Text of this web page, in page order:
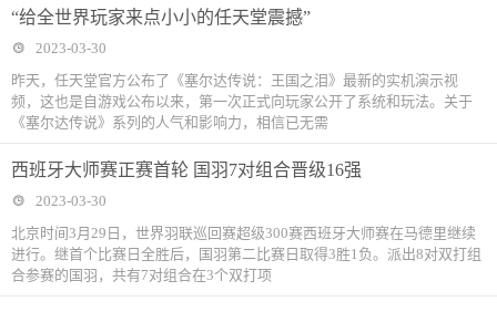
“给全世界玩家来点小小的任天堂震撼”
2023-03-30
昨天，任天堂官方公布了《塞尔达传说：王国之泪》最新的实机演示视
频，这也是自游戏公布以来，第一次正式向玩家公开了系统和玩法。关于
《塞尔达传说》系列的人气和影响力，相信已无需
西班牙大师赛正赛首轮 国羽7对组合晋级16强
2023-03-30
北京时间3月29日，世界羽联巡回赛超级300赛西班牙大师赛在马德里继续
进行。继首个比赛日全胜后，国羽第二比赛日取得3胜1负。派出8对双打组
合参赛的国羽，共有7对组合在3个双打项